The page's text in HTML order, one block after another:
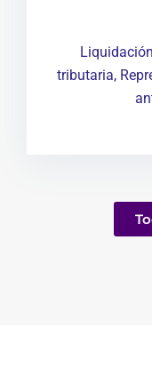
tributaria,